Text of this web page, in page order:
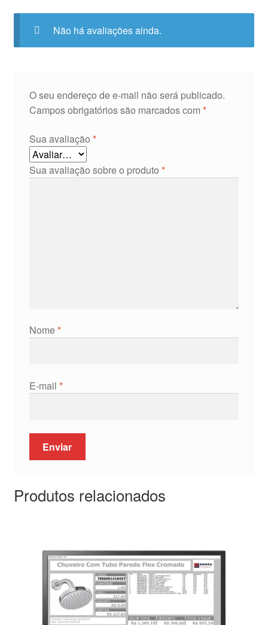
Não há avaliações ainda.
O seu endereço de e-mail não será publicado.
Campos obrigatórios são marcados com *
Sua avaliação *
Sua avaliação sobre o produto *
Nome*
E-mail *
Produtos relacionados